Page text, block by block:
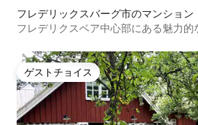
フレデリックスバーグ市のマンション
ト
フレデリクスベア中心部にある魅力的
ゲストチョイス
ゲストチョイス